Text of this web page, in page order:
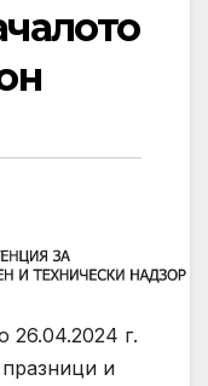
26.04.2024 г.
и